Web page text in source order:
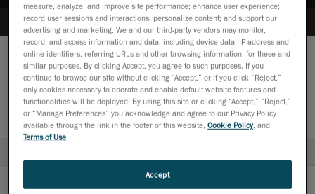
技術仕様
メトロロジー・グレード用途に、優れた精
度、高い簡便性と携帯性、最速の測定速度
をもたらす革新的テクノロジーです。
measure, analyze, and improve site performance; enhance user experience;
record user sessions and interactions; personalize content; and support our
advertising and marketing. We and our third-party vendors may monitor,
record, and access information and data, including device data, IP address and
online identifiers, referring URLs and other browsing information, for these and
similar purposes. By clicking Accept, you agree to such purposes. If you
continue to browse our site without clicking “Accept,” or if you click “Reject,”
only cookies necessary to operate and enable default website features and
functionalities will be deployed. By using this site or clicking “Accept,” “Reject,”
or “Manage Preferences” you acknowledge and agree to our Privacy Policy
available through the link in the footer of this website,Cookie Policy, and
Terms of Use
Accept